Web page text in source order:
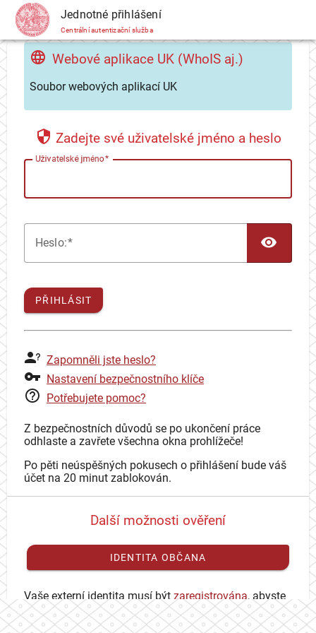
CAS Jednotné přihlášení
Centrální autentizační služba
Webové aplikace UK (WhoIS aj.)
Soubor webových aplikací UK
Zadejte své uživatelské jméno a heslo
Uživatelské jméno
Heslo:
PŘIHLÁSIT
Zapomněli jste heslo?
Nastavení bezpečnostního klíče
Potřebujete pomoc?
Z bezpečnostních důvodů se po ukončení práce
odhlaste a zavřete všechna okna prohlížeče!
Po pěti neúspěšných pokusech o přihlášení bude váš
účet na 20 minut zablokován.
Další možnosti ověření
IDENTITA OBČANA
Vaše externí identita musí být zaregistrována, abyste
se mohli přihlásit ke svému CAS účtu.